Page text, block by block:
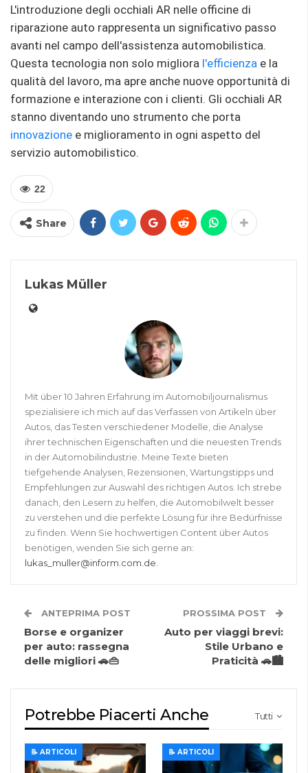
L'introduzione degli occhiali AR nelle officine di
riparazione auto rappresenta un significativo passo
avanti nel campo dell'assistenza automobilistica.
Questa tecnologia non solo migliora l'efficienza e la
qualità del lavoro, ma apre anche nuove opportunità di
formazione e interazione con i clienti. Gli occhiali AR
stanno diventando uno strumento che porta
innovazione e miglioramento in ogni aspetto del
servizio automobilistico.
22
Share
Lukas Müller
Mit über 10 Jahren Erfahrung im Automobiljournalismus
spezialisiere ich mich auf das Verfassen von Artikeln über
Autos, das Testen verschiedener Modelle, die Analyse
ihrer technischen Eigenschaften und die neuesten Trends
in der Automobilindustrie. Meine Texte bieten
tiefgehende Analysen, Rezensionen, Wartungstipps und
Empfehlungen zur Auswahl des richtigen Autos. Ich strebe
danach, den Lesern zu helfen, die Automobilwelt besser
zu verstehen und die perfekte Lösung für ihre Bedürfnisse
zu finden. Wenn Sie hochwertigen Content über Autos
benötigen, wenden Sie sich gerne an:
lukas_muller@inform.com.de.
ANTEPRIMA POST
Borse e organizer
per auto: rassegna
delle migliori 🚗👜
PROSSIMA POST
Auto per viaggi brevi:
Stile Urbano e
Praticità 🚗🏙️
Tutti
Potrebbe Piacerti Anche
📝 ARTICOLI 📝 ARTICOLI